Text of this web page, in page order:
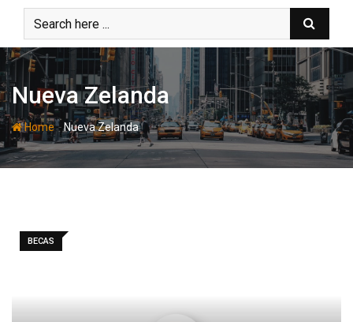
content
Nueva Zelanda
Home-Nueva Zelanda
BECAS